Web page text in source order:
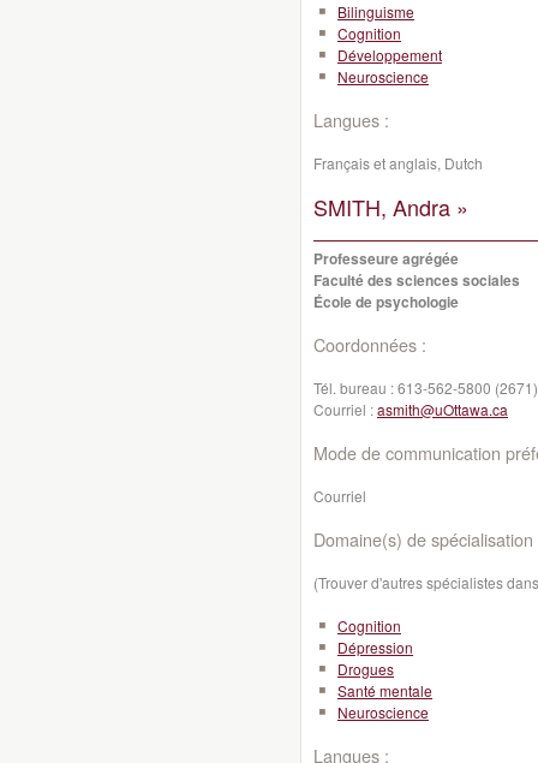
Bilinguisme
Cognition
Développement
Neuroscience
Langues :
Français et anglais, Dutch
SMITH, Andra »
Professeure agrégée
Faculté des sciences sociales
École de psychologie
Coordonnées :
Tél. bureau :613-562-5800 (2671)
Courriel :asmith@uOttawa.ca
Mode de communication
Courriel
Domaine(s) de spécialisation
(Trouver d'autres spécialistes
Cognition
Dépression
Drogues
Santé mentale
Neuroscience
Langues :